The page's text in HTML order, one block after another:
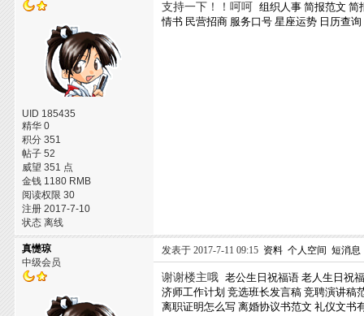
UID 185435
精华 0
积分 351
帖子 52
威望 351 点
金钱 1180 RMB
阅读权限 30
注册 2017-7-10
状态 离线
支持一下！！呵呵 组织人事 简报范文 简
情书 民营招商 服务口号 星座运势 日历查询
真憷琼
中级会员
发表于 2017-7-11 09:15 资料 个人空间 短消息
谢谢楼主哦 老公生日祝福语 老人生日祝
济师工作计划 竞选班长发言稿 竞聘演讲稿
离职证明怎么写 离婚协议书范文 礼仪文书